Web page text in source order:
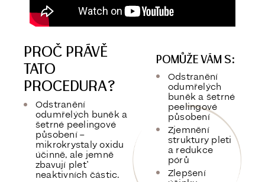
PROČ PRÁVĚ
TATO
PROCEDURA?
Odstranění
odumřelých buněk a
šetrné peelingové
působení–
mikrokrystaly oxidu
účinně, ale jemně
zbavují pleť
neaktivních částic.
POMŮŽE VÁM S:
Odstranění
odumřelých
buněk a šetrné
peelingové
působení
Zjemnění
struktury pleti
a redukce
pórů
Zlepšení